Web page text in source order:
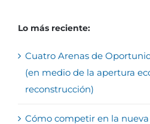
Lo más reciente:
Cuatro Arenas de
(en medio de la apertura
reconstrucción)
Cómo competir en la nueva